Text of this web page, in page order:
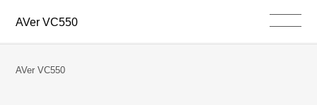
AVer VC550
AVer VC550